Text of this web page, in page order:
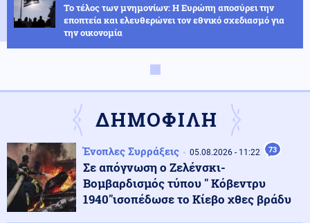
Το τέλος των μνημονίων: Η Ευρώπη αποσύρει την
εποπτεία και ελευθερώνει τον εθνικό σχεδιασμό για
την οικονομία
Μέση Ανατολή
Το Ιράν κλείνει τα Στενά για ΗΠΑ και Ισραήλ – Στην
απόλυτη «παγίδα» του πολέμου ο Τραμπ
Κοινωνία
ΔΗΜΟΦΙΛΗ
Ένοπλες Συρράξεις 05.08.2026 - 11:22 73
Σε απόγνωση ο Ζελένσκι-
Βομβαρδισμός τύπου " Κόβεντρυ
1940"ισοπέδωσε το Κίεβο χθες βράδυ